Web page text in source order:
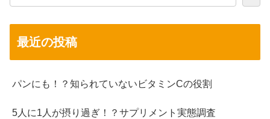
最近の投稿
パンにも！？知られていないビタミンCの役割
5人に1人が摂り過ぎ！？サプリメント実態調査